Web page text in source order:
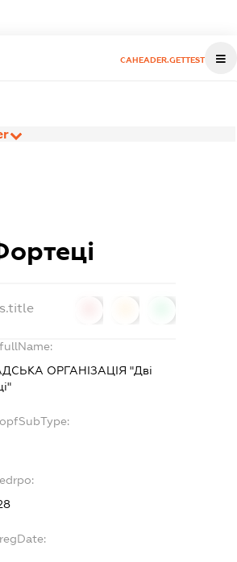
CAHEADER.GETTEST
ОРГАНІЗАЦІЯ "Дві